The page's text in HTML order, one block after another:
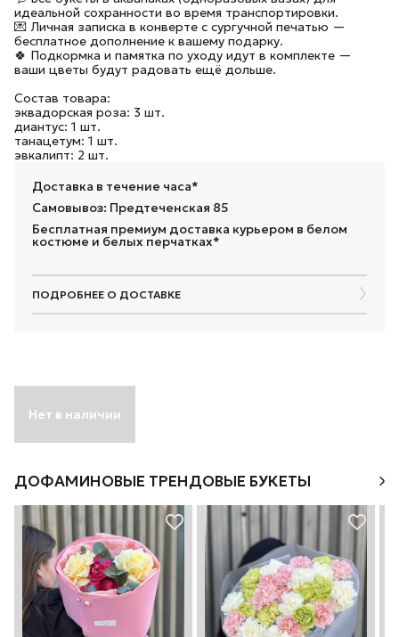
идеальной сохранности во время транспортировки.
💌 Личная записка в конверте с сургучной печатью —
бесплатное дополнение к вашему подарку.
🍀 Подкормка и памятка по уходу идут в комплекте —
ваши цветы будут радовать ещё дольше.
Состав товара:
эквадорская роза: 3 шт.
диантус: 1 шт.
танацетум: 1 шт.
эвкалипт: 2 шт.
Доставка в течение часа*
Самовывоз: Предтеченская 85
Бесплатная премиум доставка курьером в белом
костюме и белых перчатках*
ПОДРОБНЕЕ О ДОСТАВКЕ
Нет в наличии
ДОФАМИНОВЫЕ ТРЕНДОВЫЕ БУКЕТЫ